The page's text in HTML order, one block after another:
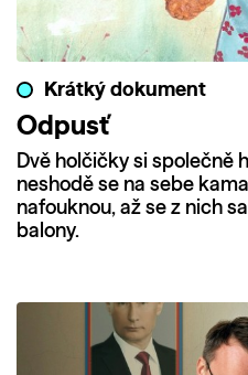
Krátký dokument
Odpusť
Dvě holčičky si společně
neshodě se na sebe
nafouknou, až se z nich
balony.